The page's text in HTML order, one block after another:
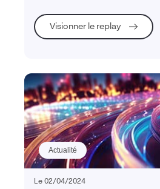
Visionner le replay
Actualité
Le 02/04/2024